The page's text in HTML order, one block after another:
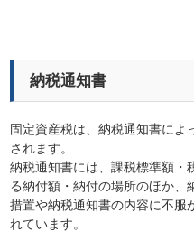
納税通知書
固定資産税は、納税通知書によ
されます。
納税通知書には、課税標準額・
る納付額・納付の場所のほか、
措置や納税通知書の内容に不服
れています。